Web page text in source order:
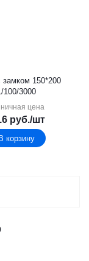
замком 150*200
100/3000
цена
руб./шт
В корзину